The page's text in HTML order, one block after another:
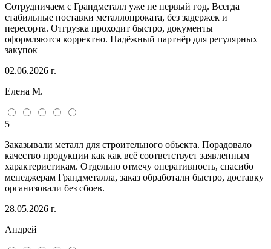
Сотрудничаем с Грандметалл уже не первый год. Всегда
стабильные поставки металлопроката, без задержек и
пересорта. Отгрузка проходит быстро, документы
оформляются корректно. Надёжный партнёр для регулярных
закупок
02.06.2026 г.
Елена М.
5
Заказывали металл для строительного объекта. Порадовало
качество продукции как как всё соответствует заявленным
характеристикам. Отдельно отмечу оперативность, спасибо
менеджерам Грандметалла, заказ обработали быстро, доставку
организовали без сбоев.
28.05.2026 г.
Андрей